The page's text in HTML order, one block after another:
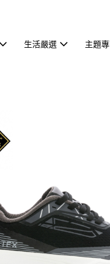
生活嚴選 主題